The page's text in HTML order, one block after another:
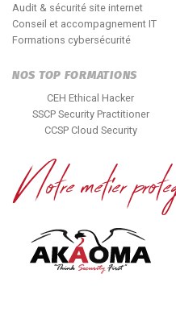
Audit & sécurité site internet
Conseil et accompagnement IT
Formations cybersécurité
NOS TOP FORMATIONS
CEH Ethical Hacker
SSCP Security Practitioner
CCSP Cloud Security